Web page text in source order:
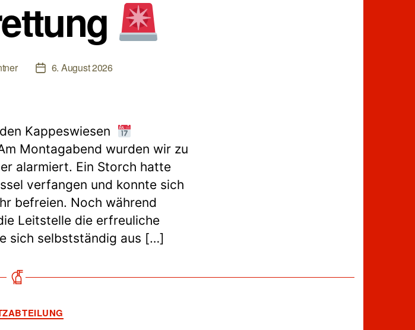
Beitragsdatum
6. August 2026
Kappeswiesen
Montagabend wurden wir zu
alarmiert. Ein Storch hatte
verfangen und konnte sich
befreien. Noch während
Leitstelle die erfreuliche
sich selbstständig aus […]